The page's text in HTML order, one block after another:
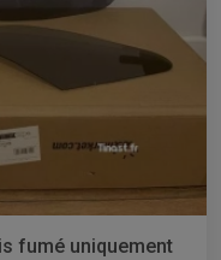
fumé uniquement